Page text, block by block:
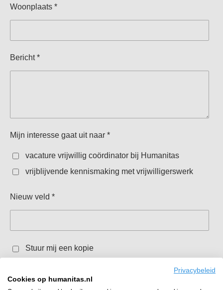
Woonplaats *
Bericht *
Mijn interesse gaat uit naar *
vacature vrijwillig coördinator bij Humanitas
vrijblijvende kennismaking met vrijwilligerswerk
Nieuw veld *
Stuur mij een kopie
Verzenden
Privacybeleid
Cookies op humanitas.nl